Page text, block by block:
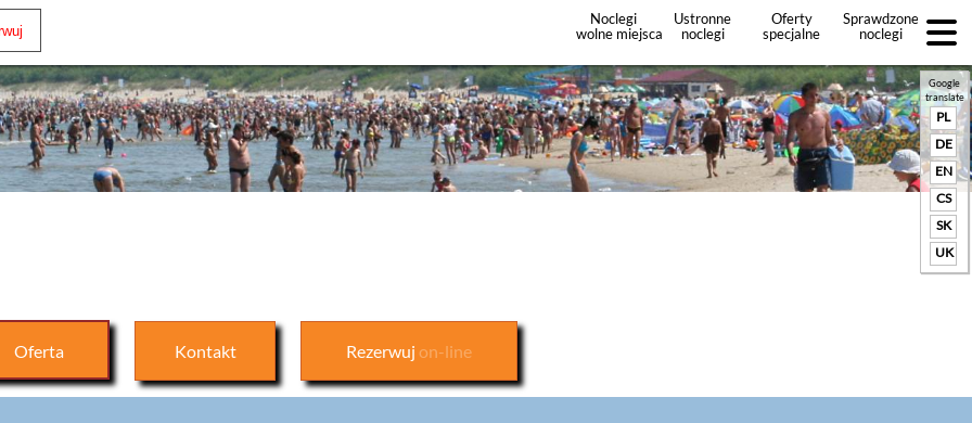
Noclegi
wolne miejsca
Ustronne
noclegi
Oferty
specjalne
Sprawdzone
noclegi
+Dodaj
ofertę
Google
translate
PL
DE
EN
CS
SK
UK
Oferta Kontakt Rezerwuj on-line